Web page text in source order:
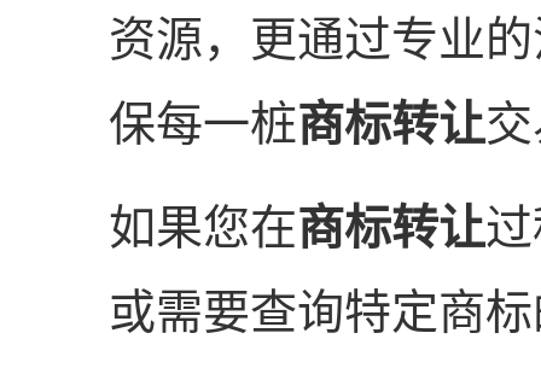
资源，更通过专业
保每一桩商标转让
如果您在商标转让
或需要查询特定商